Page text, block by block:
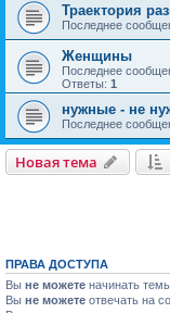
Траектория
Последнее
Женщины
Последнее
Ответы: 1
нужные - не
Последнее
Новая тема
ПРАВА ДОСТУПА
Вы не можете начинать
Вы не можете отвечать на